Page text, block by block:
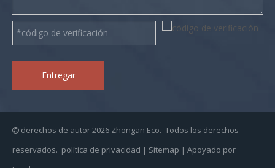
Entregar
 derechos de autor 2026 Zhongan Eco. Todos los derechos
reservados. política de privacidad | Sitemap | Apoyado por